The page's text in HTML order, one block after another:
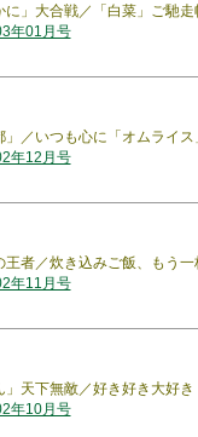
に」大合戦／「白菜」ご馳走
年01月号
」／いつも心に「オムライス
年12月号
王者／炊き込みご飯、もう一
年11月号
」天下無敵／好き好き大好
年10月号